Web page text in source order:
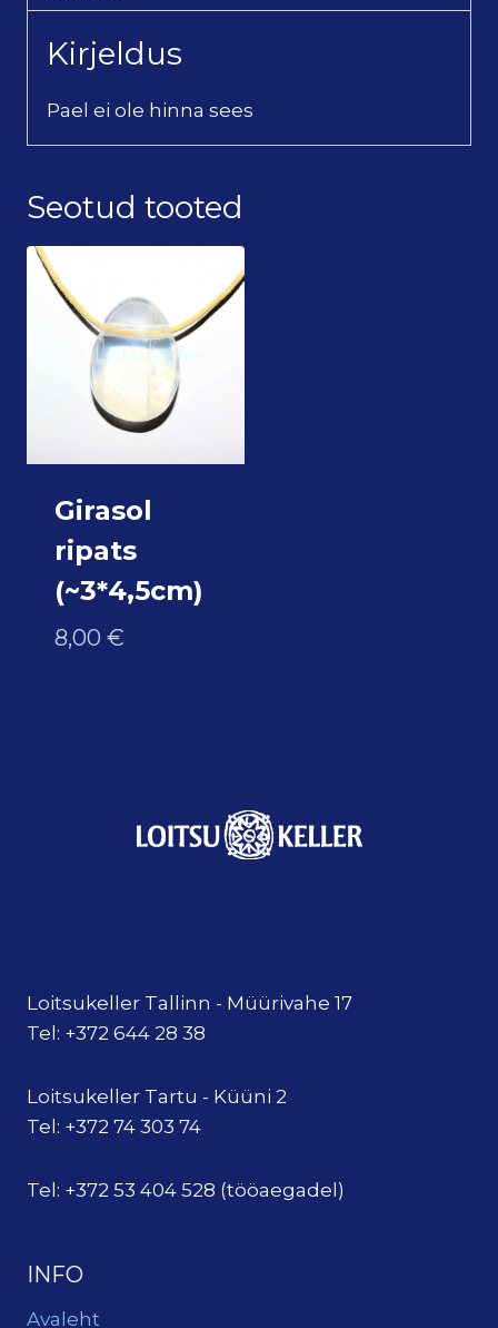
Kirjeldus
Pael ei ole hinna sees
Seotud tooted
Girasol
ripats
(~3*4,5cm)
8,00 €
Loitsukeller Tallinn - Müürivahe 17
Tel: +372 644 28 38
Loitsukeller Tartu - Küüni 2
Tel: +372 74 303 74
Tel: +372 53 404 528 (tööaegadel)
INFO
Avaleht